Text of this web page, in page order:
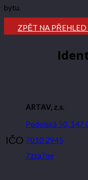
bytu.
ZPĚT NA
ARTAV, z.s.
Podolská 50, 147
IČO 7010 2945
7zza7qe